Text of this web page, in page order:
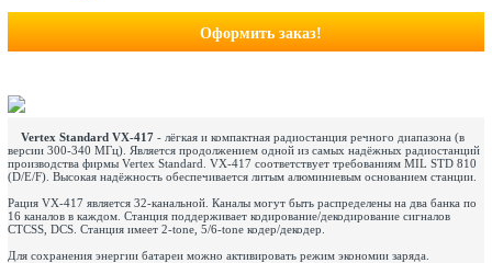
Оформить заказ!
Vertex Standard VX-417 - лёгкая и компактная радиостанция речного диапазона (в
версии 300-340 МГц). Является продолжением одной из самых надёжных радиостанций
производства фирмы Vertex Standard. VX-417 соответствует требованиям MIL STD 810
(D/E/F). Высокая надёжность обеспечивается литым алюминиевым основанием станции.
Рация VX-417 является 32-канальной. Каналы могут быть распределены на два банка по
16 каналов в каждом. Станция поддерживает кодирование/декодирование сигналов
CTCSS, DCS. Станция имеет 2-tone, 5/6-tone кодер/декодер.
Для сохранения энергии батареи можно активировать режим экономии заряда.